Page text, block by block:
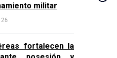
militar
fortalecen la